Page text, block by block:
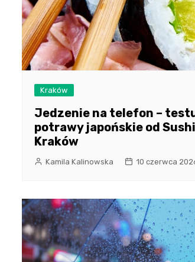
Kraków
Jedzenie na telefon –
potrawy japońskie od
Kraków
Kamila Kalinowska 10 czerwca